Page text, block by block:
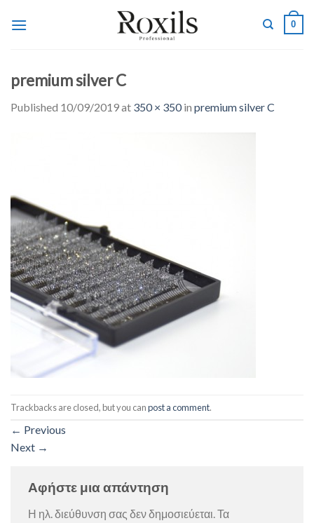
0
premium silver C
Published 10/09/2019at 350 × 350in premium silver C
Trackbacks are closed, but you canpost a comment.
← Previous
Next →
Αφήστε μια απάντηση
Η ηλ. διεύθυνση σας δεν δημοσιεύεται.Τα